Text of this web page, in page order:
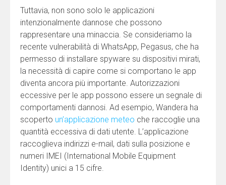
Tuttavia, non sono solo le applicazioni
intenzionalmente dannose che possono
rappresentare una minaccia. Se consideriamo la
recente vulnerabilità di WhatsApp, Pegasus, che ha
permesso di installare spyware su dispositivi mirati,
la necessità di capire come si comportano le app
diventa ancora più importante. Autorizzazioni
eccessive per le app possono essere un segnale di
comportamenti dannosi. Ad esempio, Wandera ha
scoperto un’applicazione meteo che raccoglie una
quantità eccessiva di dati utente. L’applicazione
raccoglieva indirizzi e-mail, dati sulla posizione e
numeri IMEI (International Mobile Equipment
Identity) unici a 15 cifre.